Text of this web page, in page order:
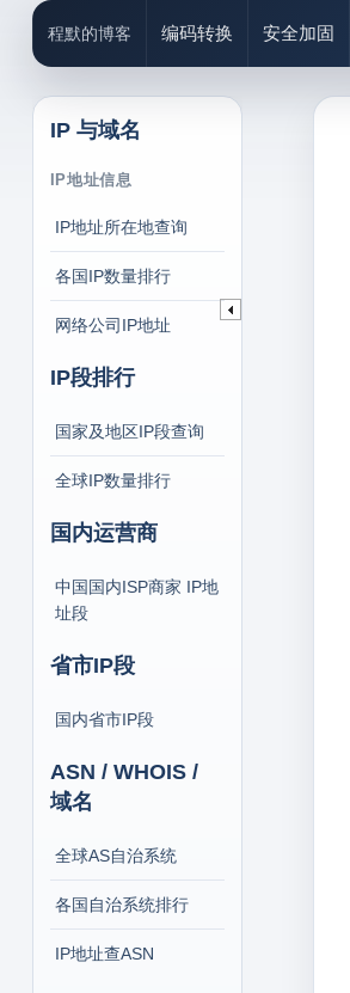
程默的博客 编码转换 安全加固
IP 与域名
IP地址信息
IP地址所在地查询
各国IP数量排行
网络公司IP地址
IP段排行
国家及地区IP段查询
全球IP数量排行
国内运营商
中国国内ISP商家 IP地
址段
省市IP段
国内省市IP段
ASN / WHOIS /
域名
全球AS自治系统
各国自治系统排行
IP地址查ASN